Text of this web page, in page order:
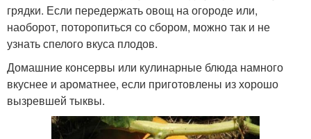
грядки. Если передержать овощ на огороде или,
наоборот, поторопиться со сбором, можно так и не
узнать спелого вкуса плодов.
Домашние консервы или кулинарные блюда намного
вкуснее и ароматнее, если приготовлены из хорошо
вызревшей тыквы.